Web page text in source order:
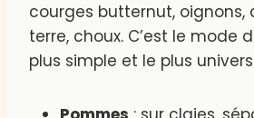
courges butternut, oignons,
terre, choux. C’est le mode
plus simple et le plus